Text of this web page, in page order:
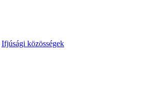
Ifjúsági közösségek